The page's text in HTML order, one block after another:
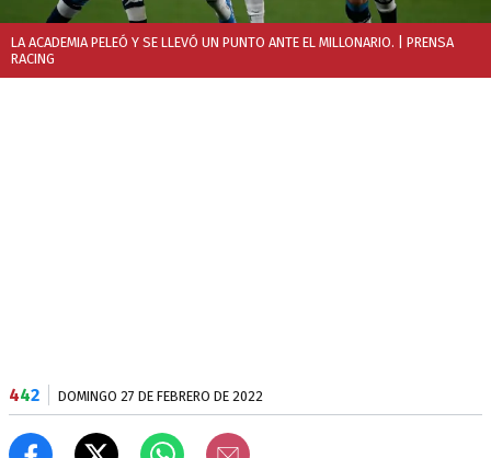
LA ACADEMIA PELEÓ Y SE LLEVÓ UN PUNTO ANTE EL MILLONARIO. | PRENSA
RACING
442 DOMINGO 27 DE FEBRERO DE 2022